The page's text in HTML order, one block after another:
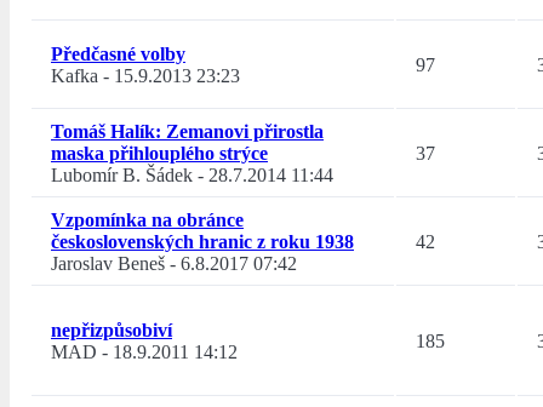
Předčasné volby
Kafka - 15.9.2013 23:23
97
Tomáš Halík: Zemanovi přirostla
maska přihlouplého strýce
Lubomír B. Šádek - 28.7.2014 11:44
37
Vzpomínka na obránce
československých hranic z roku 1938
Jaroslav Beneš - 6.8.2017 07:42
42
nepřizpůsobiví
MAD - 18.9.2011 14:12
185